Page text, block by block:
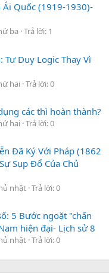
Quốc (1919-1930)-
ba Trả lời: 1
Tư Duy Logic Thay Vì
hai Trả lời: 0
các thì hoàn thành?
hai Trả lời: 0
Đã Ký Với Pháp (1862
Sụp Đổ Của Chủ
nhật Trả lời: 0
5 Bước ngoặt "chấn
hiện đại- Lịch sử 8
nhật Trả lời: 0